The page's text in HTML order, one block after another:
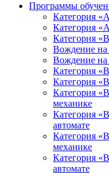
Программы
Категория
Категория
Категория
Вождение
Вождение
Категория
Категория
Категория
механике
Категория
автомате
Категория
механике
Категория
автомате